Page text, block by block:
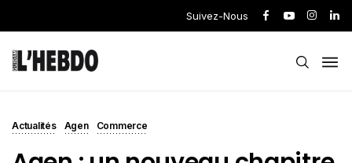
Suivez-Nous
Actualités Agen Commerce